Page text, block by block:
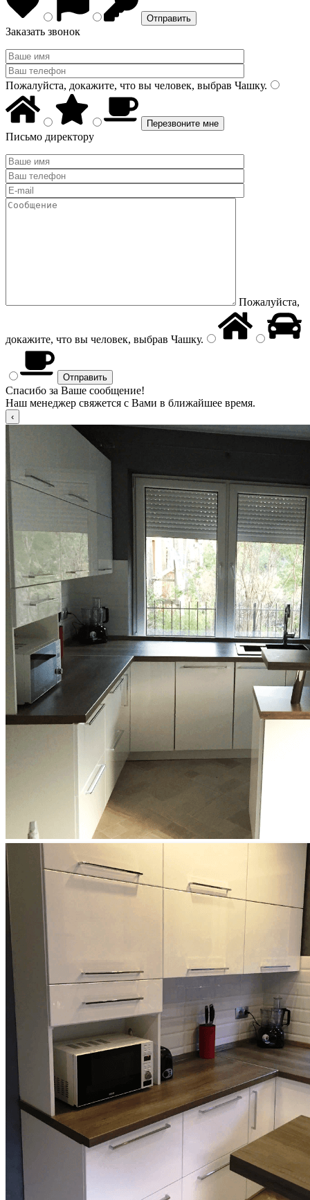
Заказать звонок
Пожалуйста, докажите, что вы человек, выбрав Чашку.
Письмо директору
Пожалуйста,
докажите, что вы человек, выбрав Чашку.
Спасибо за Ваше сообщение!
Наш менеджер свяжется с Вами в ближайшее время.